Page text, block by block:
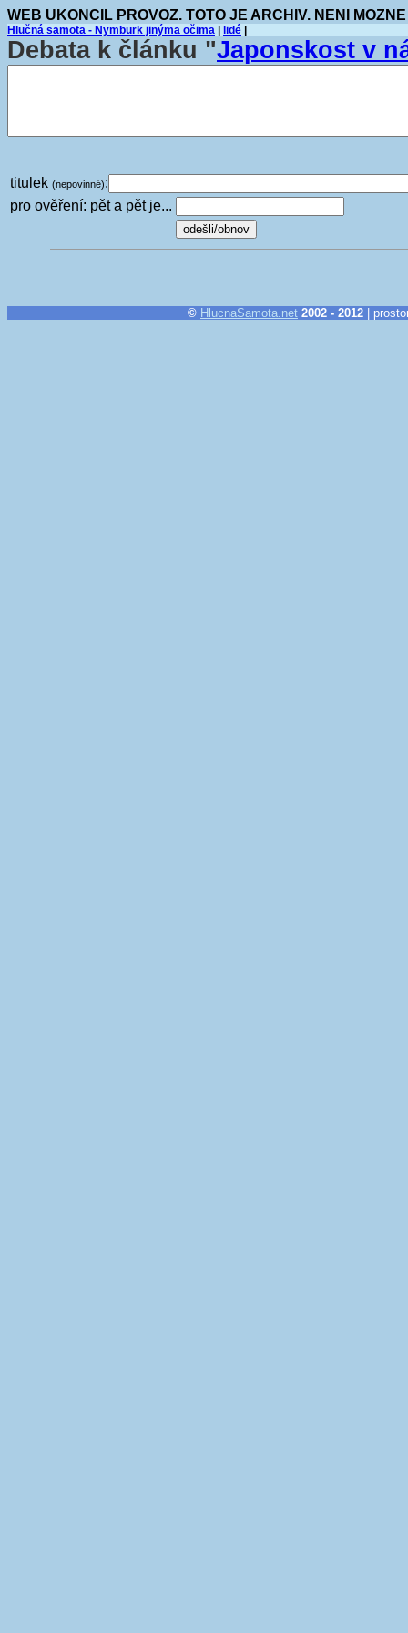
WEB UKONCIL PROVOZ. TOTO JE ARCHIV. NENI
Hlučná samota - Nymburk jinýma očima lidé
Debata k článku "Japonskost v
titulek (nepovinné):
pro ověření: pět a pět je...
© HlucnaSamota.net 2002 - 2012 |